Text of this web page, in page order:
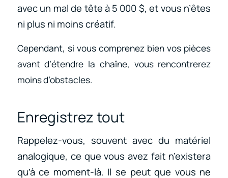
avec un mal de tête à 5 000 $, et vous n’êtes
ni plus ni moins créatif.
Cependant, si vous comprenez bien vos pièces
avant d’étendre la chaîne, vous rencontrerez
moins d’obstacles.
Enregistrez tout
Rappelez-vous, souvent avec du matériel
analogique, ce que vous avez fait n’existera
qu’à ce moment-là. Il se peut que vous ne